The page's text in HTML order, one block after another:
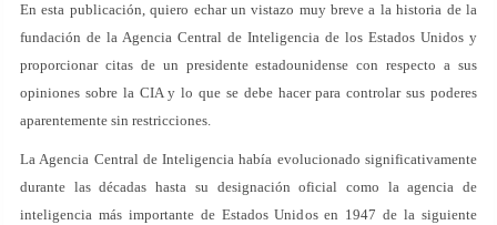
En esta publicación, quiero echar un vistazo muy breve a la historia de la
fundación de la Agencia Central de Inteligencia de los Estados Unidos y
proporcionar citas de un presidente estadounidense con respecto a sus
opiniones sobre la CIA y lo que se debe hacer para controlar sus poderes
aparentemente sin restricciones.
La Agencia Central de Inteligencia había evolucionado significativamente
durante las décadas hasta su designación oficial como la agencia de
inteligencia más importante de Estados Unidos en 1947 de la siguiente